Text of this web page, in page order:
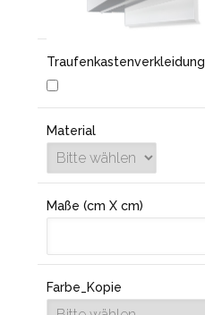
Traufenkastenverkleidung
Material
Maße (cm X cm)
Farbe_Kopie